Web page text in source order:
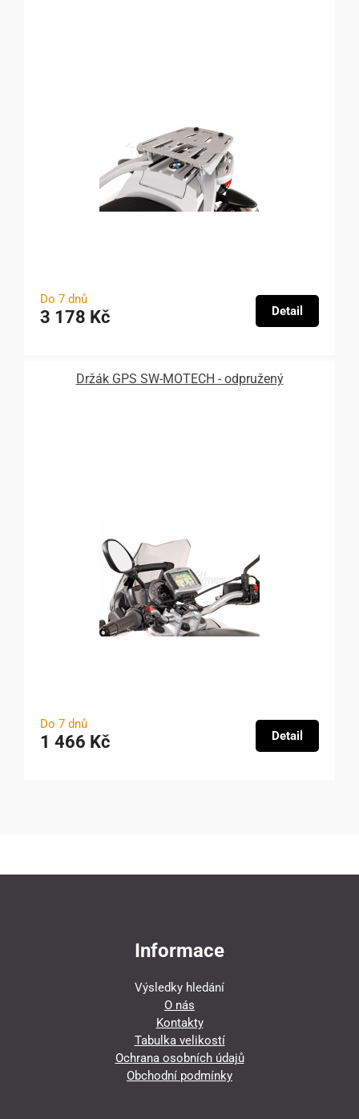
Do 7 dnů
3 178 Kč Detail
Držák GPS SW-MOTECH - odpružený
Do 7 dnů
1 466 Kč Detail
Informace
Výsledky hledání
O nás
Kontakty
Tabulka velikostí
Ochrana osobních údajů
Obchodní podmínky